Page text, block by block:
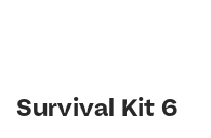
Survival Kit 6